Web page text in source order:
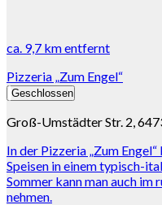
ca. 9,7 kmentfernt
Pizzeria „Zum Engel“
Geschlossen
Groß-Umstädter Str. 2,
In der Pizzeria „Zum
Speisen in einem typisch-
Sommer kann man auch
nehmen.